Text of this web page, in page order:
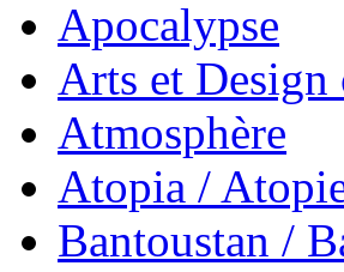
Apocalypse
Arts et Design
Atmosphère
Atopia /
Bantoustan /